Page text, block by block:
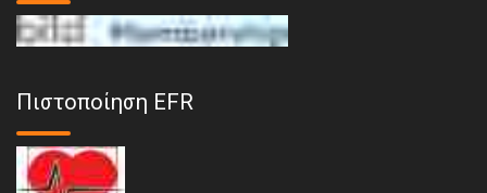
Πιστοποίηση EFR